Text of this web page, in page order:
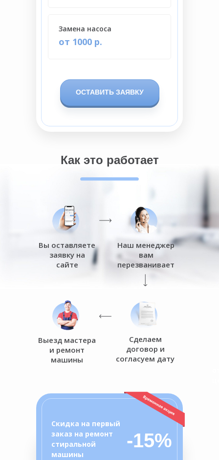
Как это работает
Скидка на первый
заказ на ремонт
стиральной
машины
-15%
ОСТАВИТЬ ЗАЯВКУ
от 1000 р.
Замена насоса
Выезд мастера
и ремонт
машины
Сделаем
договор и
согласуем дату
Наш менеджер
вам
перезванивает
Вы оставляете
заявку на
сайте